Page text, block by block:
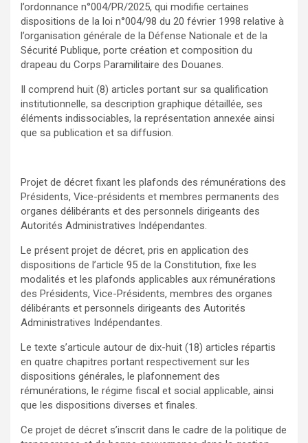
l’ordonnance n°004/PR/2025, qui modifie certaines
dispositions de la loi n°004/98 du 20 février 1998 relative à
l’organisation générale de la Défense Nationale et de la
Sécurité Publique, porte création et composition du
drapeau du Corps Paramilitaire des Douanes.
Il comprend huit (8) articles portant sur sa qualification
institutionnelle, sa description graphique détaillée, ses
éléments indissociables, la représentation annexée ainsi
que sa publication et sa diffusion.
Projet de décret fixant les plafonds des rémunérations des
Présidents, Vice-présidents et membres permanents des
organes délibérants et des personnels dirigeants des
Autorités Administratives Indépendantes.
Le présent projet de décret, pris en application des
dispositions de l’article 95 de la Constitution, fixe les
modalités et les plafonds applicables aux rémunérations
des Présidents, Vice-Présidents, membres des organes
délibérants et personnels dirigeants des Autorités
Administratives Indépendantes.
Le texte s’articule autour de dix-huit (18) articles répartis
en quatre chapitres portant respectivement sur les
dispositions générales, le plafonnement des
rémunérations, le régime fiscal et social applicable, ainsi
que les dispositions diverses et finales.
Ce projet de décret s’inscrit dans le cadre de la politique de